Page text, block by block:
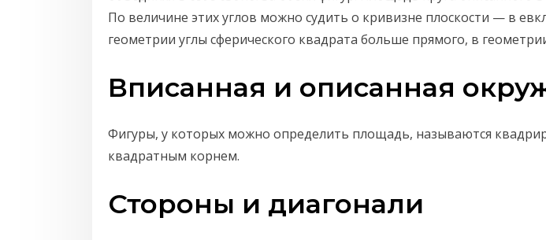
По величине этих углов можно судить о кривизне плоскости — в
геометрии углы сферического квадрата больше прямого, в
Вписанная и описанная
Фигуры, у которых можно определить площадь, называются
квадратным корнем.
Стороны и диагонали